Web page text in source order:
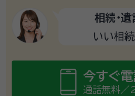
相続・遺
いい相
今すぐ
通話無料／